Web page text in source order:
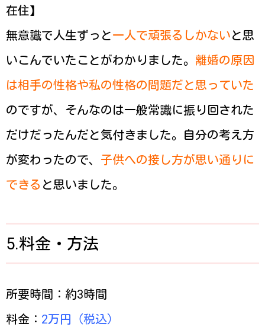
在住】
無意識で人生ずっと一人で頑張るしかないと思
いこんでいたことがわかりました。 離婚の原因
は相手の性格や私の性格の問題だと思っていた
のですが、そんなのは一般常識に振り回された
だけだったんだと気付きました。自分の考え方
が変わったので、 子供への接し方が思い通りに
できる と思いました。
5.料金・方法
所要時間：約3時間
料金： 2万円（税込）